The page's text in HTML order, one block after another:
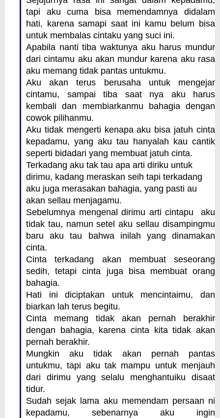
tapi aku cuma bisa memendamnya didalam
hati, karena samapi saat ini kamu belum bisa
untuk membalas cintaku yang suci ini.
Apabila nanti tiba waktunya aku harus mundur
dari cintamu aku akan mundur karena aku rasa
aku memang tidak pantas untukmu.
Aku akan terus berusaha untuk mengejar
cintamu, sampai tiba saat nya aku harus
kembali dan membiarkanmu bahagia dengan
cowok pilihanmu.
Aku tidak mengerti kenapa aku bisa jatuh cinta
kepadamu, yang aku tau hanyalah kau cantik
seperti bidadari yang membuat jatuh cinta.
Terkadang aku tak tau apa arti diriku untuk
dirimu, kadang meraskan seih tapi terkadang
aku juga merasakan bahagia, yang pasti au
akan sellau menjagamu.
Sebelumnya mengenal dirimu arti cintapu aku
tidak tau, namun setel aku sellau disampingmu
baru aku tau bahwa inilah yang dinamakan
cinta.
Cinta terkadang akan membuat seseorang
sedih, tetapi cinta juga bisa membuat orang
bahagia.
Hati ini diciptakan untuk mencintaimu, dan
biarkan lah terus begitu.
Cinta memang tidak akan pernah berakhir
dengan bahagia, karena cinta kita tidak akan
pernah berakhir.
Mungkin aku tidak akan pernah pantas
untukmu, tapi aku tak mampu untuk menjauh
dari dirimu yang selalu menghantuiku disaat
tidur.
Sudah sejak lama aku memendam persaan ni
kepadamu, sebenarnya aku ingin